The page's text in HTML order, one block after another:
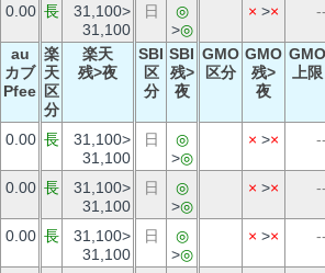
0.00 長
31,100>
31,100
日
◎
>◎
× >×
au
カブ
Pfee
楽
天
区
分
楽天
残>夜
SBI
区
分
SBI
残>
夜
GMO
区分
GMO
残>
夜
GMO
上限
0.00 長
31,100>
31,100
日
◎
>◎
× >×
0.00 長
31,100>
31,100
日
◎
>◎
× >×
0.00 長
31,100>
31,100
日
◎
>◎
× >×